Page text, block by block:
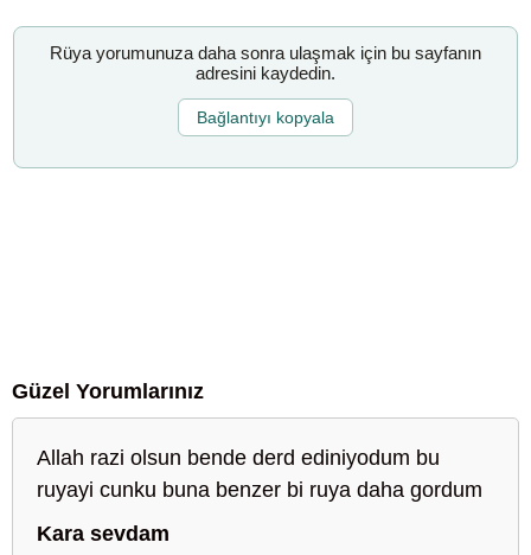
Rüya yorumunuza daha sonra ulaşmak için bu sayfanın
adresini kaydedin.
Bağlantıyı kopyala
Güzel Yorumlarınız
Allah razi olsun bende derd ediniyodum bu
ruyayi cunku buna benzer bi ruya daha gordum
Kara sevdam